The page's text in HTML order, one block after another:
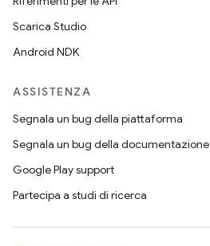
Scarica Studio
Android NDK
ASSISTENZA
Segnala un bug della piattaforma
Segnala un bug della documentazione
Google Play support
Partecipa a studi di ricerca